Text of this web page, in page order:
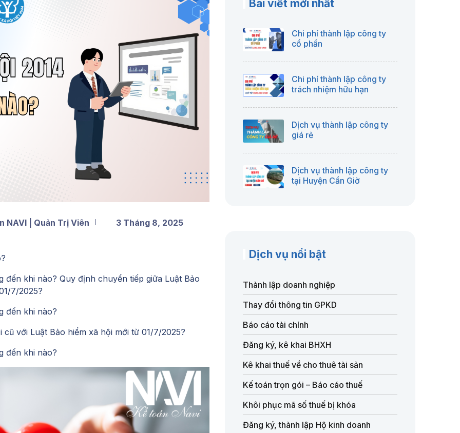
NAVI | Quản Trị Viên 3 Tháng 8, 2025
đến khi nào? Quy định chuyển tiếp giữa Luật Bảo
7/2025?
đến khi nào?
với Luật Bảo hiểm xã hội mới từ 01/7/2025?
đến khi nào?
Bài viết mới nhất
Chi phí thành lập công ty
cổ phần
Chi phí thành lập công ty
trách nhiệm hữu hạn
Dịch vụ thành lập công ty
giá rẻ
Dịch vụ thành lập công ty
tại Huyện Cần Giờ
Dịch vụ nổi bật
Thành lập doanh nghiệp
Thay đổi thông tin GPKD
Báo cáo tài chính
Đăng ký, kê khai BHXH
Kê khai thuế về cho thuê tài sản
Kế toán trọn gói – Báo cáo thuế
Khôi phục mã số thuế bị khóa
Đăng ký, thành lập Hộ kinh doanh